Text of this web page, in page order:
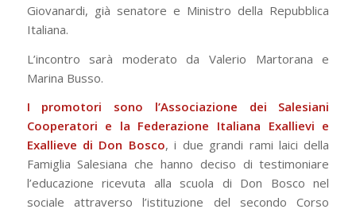
Giovanardi, già senatore e Ministro della Repubblica
Italiana.
L’incontro sarà moderato da Valerio Martorana e
Marina Busso.
I promotori sono l’Associazione dei Salesiani
Cooperatori e la Federazione Italiana Exallievi e
Exallieve di Don Bosco, i due grandi rami laici della
Famiglia Salesiana che hanno deciso di testimoniare
l’educazione ricevuta alla scuola di Don Bosco nel
sociale attraverso l’istituzione del secondo Corso